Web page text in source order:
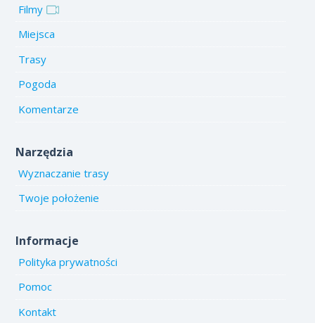
Filmy
Miejsca
Trasy
Pogoda
Komentarze
Narzędzia
Wyznaczanie trasy
Twoje położenie
Informacje
Polityka prywatności
Pomoc
Kontakt